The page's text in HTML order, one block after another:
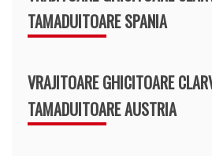
TAMADUITOARE SPANIA
VRAJITOARE GHICITOARE
TAMADUITOARE AUSTRIA